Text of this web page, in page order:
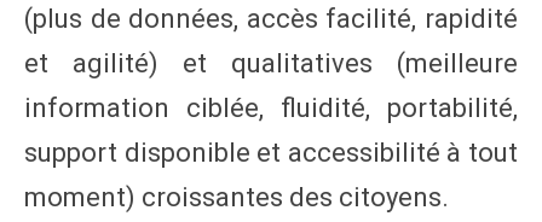
(plus de données, accès facilité, rapidité
et agilité) et qualitatives (meilleure
information ciblée, fluidité, portabilité,
support disponible et accessibilité à tout
moment) croissantes des citoyens.